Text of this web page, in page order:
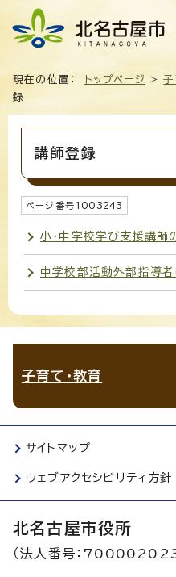
現在の位置： トップページ >子
録
講師登録
ページ番号1003243
小・中学校学び支援講師
中学校部活動外部指導
子育て・教育
サイトマップ
ウェブアクセシビリティ方針
北名古屋市役所
（法人番号：